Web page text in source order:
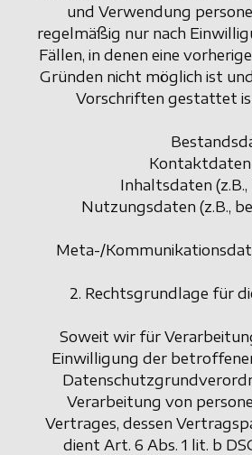
und Verwendung
regelmäßig nur nach
Fällen, in denen eine
Gründen nicht möglich ist
Vorschriften gestattet
Kontaktdaten
Inhaltsdaten
Nutzungsdaten (z.B.,
Meta-/
2. Rechtsgrundlage für
Soweit wir für
Einwilligung der
Verarbeitung von
Vertrages, dessen
dient Art. 6 Abs. 1 lit. b